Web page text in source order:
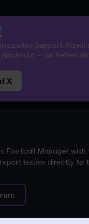
Support-Kanal
Nachricht – wir helfen
X
Football Manager with
issues directly to